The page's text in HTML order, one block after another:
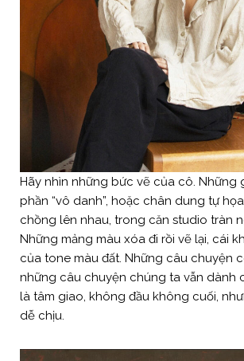
Hãy nhìn những bức vẽ của cô. Những
phần “vô danh”, hoặc chân dung tự
chồng lên nhau, trong căn studio tràn
Những mảng màu xóa đi rồi vẽ lại, cái
của tone màu đất. Những câu chuyện
những câu chuyện chúng ta vẫn dành
là tâm giao, không đầu không cuối,
dễ chịu.